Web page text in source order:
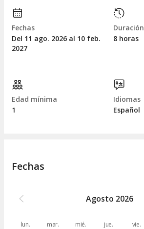
Fechas
Del 11 ago. 2026 al 10 feb.
2027
Duración
8 horas
Edad mínima
1
Idiomas
Español
Fechas
Agosto 2026
lun. mar. mié. jue. vie.